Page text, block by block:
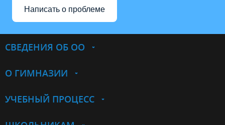
Написать о проблеме
СВЕДЕНИЯ ОБ ОО
О ГИМНАЗИИ
УЧЕБНЫЙ ПРОЦЕСС